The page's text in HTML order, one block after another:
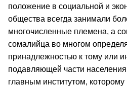
положение в социальной и
общества всегда занимали
многочисленные племена, а
сомалийца во многом
принадлежностью к тому или
подавляющей части населения
главным институтом,